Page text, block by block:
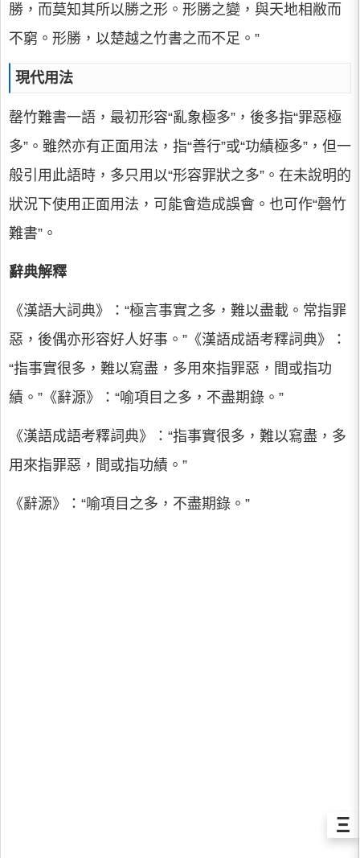
勝，而莫知其所以勝之形。形勝之變，與天地相敝而
不窮。形勝，以楚越之竹書之而不足。”
現代用法
罄竹難書一語，最初形容“亂象極多”，後多指“罪惡極
多”。雖然亦有正面用法，指“善行”或“功績極多”，但一
般引用此語時，多只用以“形容罪狀之多”。在未說明的
狀況下使用正面用法，可能會造成誤會。也可作“磬竹
難書”。
辭典解釋
《漢語大詞典》：“極言事實之多，難以盡載。常指罪
惡，後偶亦形容好人好事。”《漢語成語考釋詞典》：
“指事實很多，難以寫盡，多用來指罪惡，間或指功
績。”《辭源》：“喻項目之多，不盡期錄。”
《漢語成語考釋詞典》：“指事實很多，難以寫盡，多
用來指罪惡，間或指功績。”
《辭源》：“喻項目之多，不盡期錄。”
Ξ